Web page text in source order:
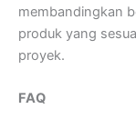
membandingkan
produk yang
proyek.
FAQ